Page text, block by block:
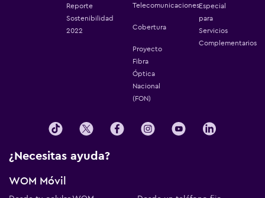
Reporte
Sostenibilidad
2022
Telecomunicaciones
Cobertura
Proyecto
Fibra
Óptica
Nacional
(FON)
Especial
para
Servicios
Complementarios
¿Necesitas ayuda?
WOM Móvil